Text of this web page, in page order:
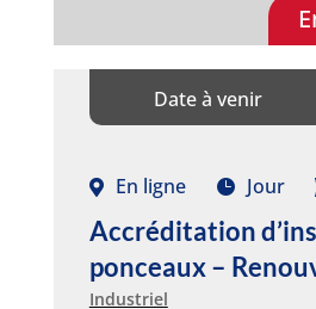
Date à venir
En ligne Jour
Accréditation
ponceaux –
Industriel